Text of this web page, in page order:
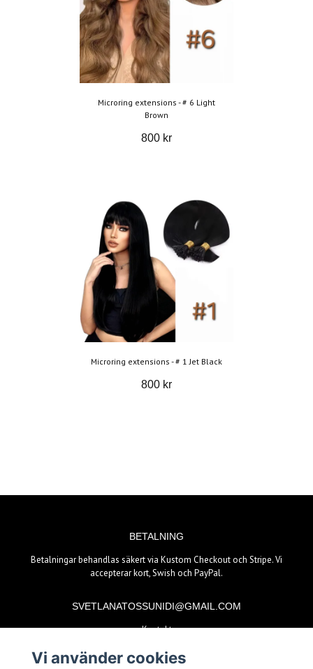
Microring extensions - # 6 Light
Brown
800 kr
Microring extensions - # 1 Jet Black
800 kr
BETALNING
Betalningar behandlas säkert via Kustom Checkout och Stripe. Vi
accepterar kort, Swish och PayPal.
SVETLANATOSSUNIDI@GMAIL.COM
Kontakt
Vi använder cookies